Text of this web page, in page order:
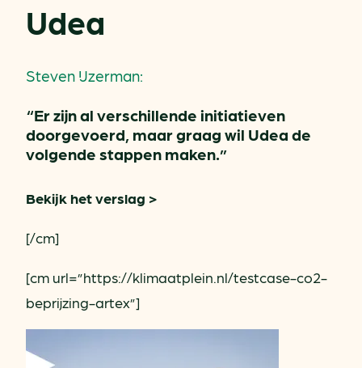
Udea
Steven IJzerman:
“Er zijn al verschillende initiatieven
doorgevoerd, maar graag wil Udea de
volgende stappen maken.”
Bekijk het verslag >
[/cm]
[cm url=”https://klimaatplein.nl/testcase-co2-
beprijzing-artex”]